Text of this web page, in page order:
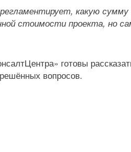
какую
стоимости проекта, но
готовы
вопросов.